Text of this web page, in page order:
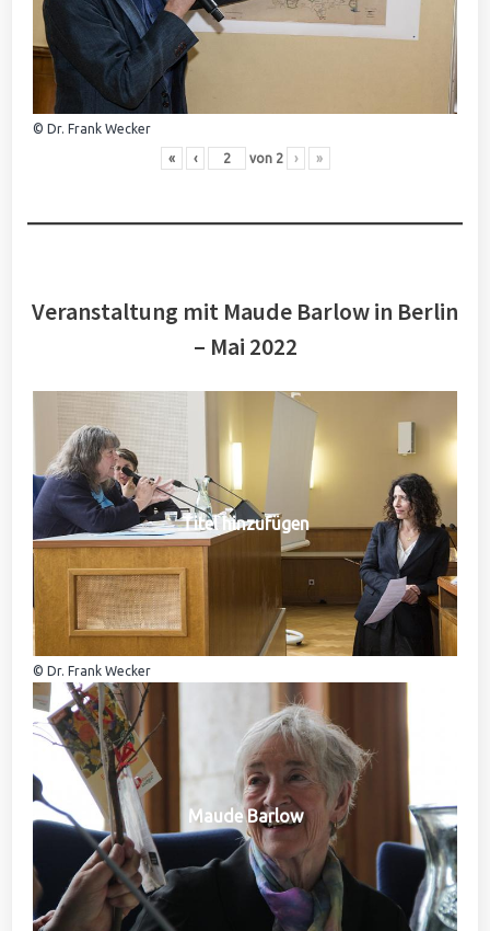
© Dr. Frank Wecker
« ‹ von 2 › »
Veranstaltung mit Maude Barlow in Berlin
– Mai 2022
Titel hinzufügen
© Dr. Frank Wecker
Maude Barlow